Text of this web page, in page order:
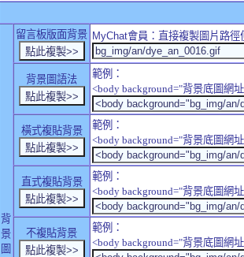
背
景
圖
留言板版面背景 MyChat會員：直接複製圖片路
背景圖語法
範例：
<body background="背景底圖網
橫式複貼背景
範例：
<body background="背景底圖網
直式複貼背景
範例：
<body background="背景底圖網
不複貼背景
範例：
<body background="背景底圖網